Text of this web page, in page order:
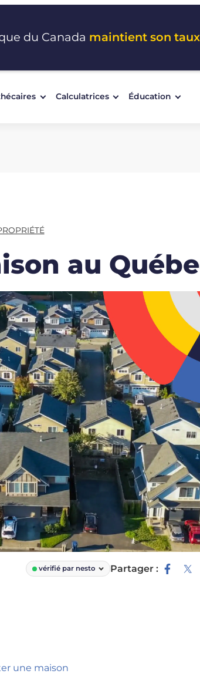
du Canada maintient son taux
Calculatrices Éducation
au
vérifié par nesto Partager :
une maison